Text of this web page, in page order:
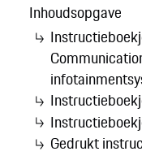
Inhoudsopgave
Gedrukt